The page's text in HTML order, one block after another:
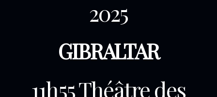
2025
GIBRALTAR
11h55 Théâtre des